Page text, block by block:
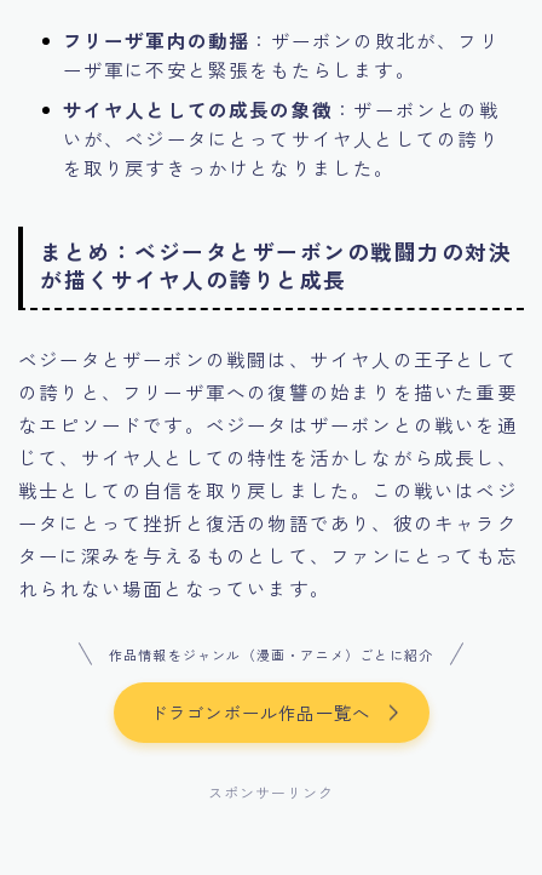
フリーザ軍内の動揺 ：ザーボンの敗北が、フリ
ーザ軍に不安と緊張をもたらします。
サイヤ人としての成長の象徴 ：ザーボンとの戦
いが、ベジータにとってサイヤ人としての誇り
を取り戻すきっかけとなりました。
まとめ：ベジータとザーボンの戦闘力の対決
が描くサイヤ人の誇りと成長
ベジータとザーボンの戦闘は、サイヤ人の王子として
の誇りと、フリーザ軍への復讐の始まりを描いた重要
なエピソードです。ベジータはザーボンとの戦いを通
じて、サイヤ人としての特性を活かしながら成長し、
戦士としての自信を取り戻しました。この戦いはベジ
ータにとって挫折と復活の物語であり、彼のキャラク
ターに深みを与えるものとして、ファンにとっても忘
れられない場面となっています。
作品情報をジャンル（漫画・アニメ）ごとに紹介
ドラゴンボール作品一覧へ
スポンサーリンク